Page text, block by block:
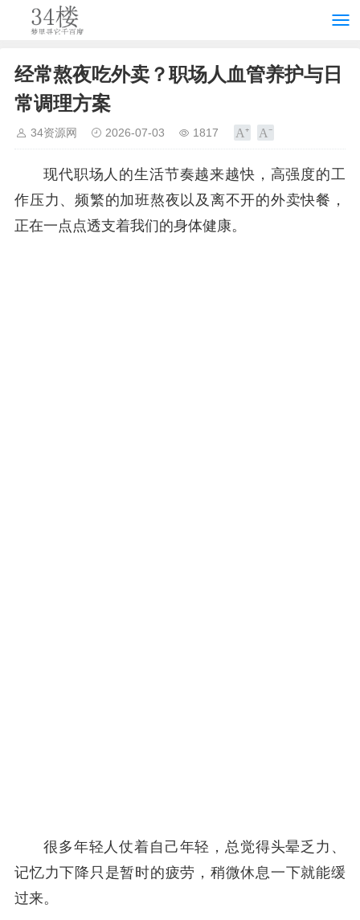
经常熬夜吃外卖？职场人血管养护与日
常调理方案
34资源网 2026-07-03 1817
现代职场人的生活节奏越来越快，高强度的工
作压力、频繁的加班熬夜以及离不开的外卖快餐，
正在一点点透支着我们的身体健康。
很多年轻人仗着自己年轻，总觉得头晕乏力、
记忆力下降只是暂时的疲劳，稍微休息一下就能缓
过来。